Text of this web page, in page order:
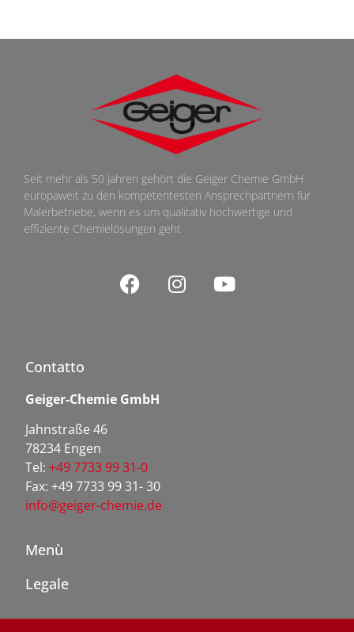
Seit mehr als 50 Jahren gehört die Geiger Chemie GmbH
europaweit zu den kompetentesten Ansprechpartnern für
Malerbetriebe, wenn es um qualitativ hochwertige und
effiziente Chemielösungen geht
Contatto
Geiger-Chemie GmbH
Jahnstraße 46
78234 Engen
Tel: +49 7733 99 31-0
Fax: +49 7733 99 31- 30
info@geiger-chemie.de
Menù
Legale